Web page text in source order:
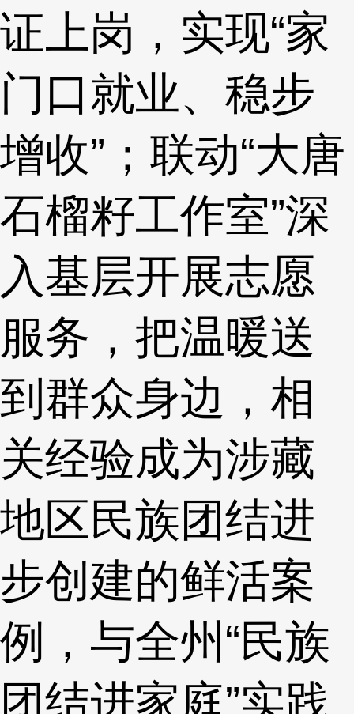
证上岗，实现“家
门口就业、稳步
增收”；联动“大唐
石榴籽工作室”深
入基层开展志愿
服务，把温暖送
到群众身边，相
关经验成为涉藏
地区民族团结进
步创建的鲜活案
例，与全州“民族
团结进家庭”实践